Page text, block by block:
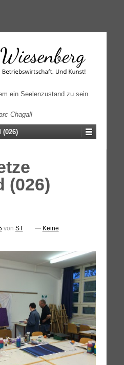
ein Seelenzustand zu sein.
Chagall
(026)
(026)
von ST — Keine